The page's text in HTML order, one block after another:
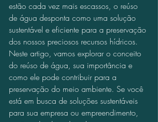
estão cada vez mais escassos, o reúso
de água desponta como uma solução
sustentável e eficiente para a preservação
dos nossos preciosos recursos hídricos.
Neste artigo, vamos explorar o conceito
do reúso de água, sua importância e
como ele pode contribuir para a
preservação do meio ambiente. Se você
está em busca de soluções sustentáveis
para sua empresa ou empreendimento,